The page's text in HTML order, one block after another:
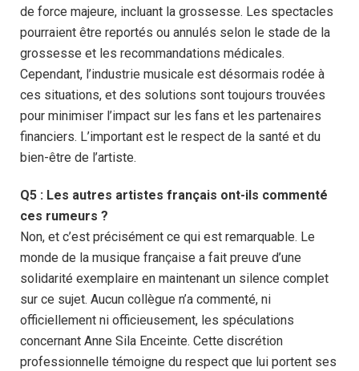
de force majeure, incluant la grossesse. Les spectacles
pourraient être reportés ou annulés selon le stade de la
grossesse et les recommandations médicales.
Cependant, l’industrie musicale est désormais rodée à
ces situations, et des solutions sont toujours trouvées
pour minimiser l’impact sur les fans et les partenaires
financiers. L’important est le respect de la santé et du
bien-être de l’artiste.
Q5 : Les autres artistes français ont-ils commenté
ces rumeurs ?
Non, et c’est précisément ce qui est remarquable. Le
monde de la musique française a fait preuve d’une
solidarité exemplaire en maintenant un silence complet
sur ce sujet. Aucun collègue n’a commenté, ni
officiellement ni officieusement, les spéculations
concernant Anne Sila Enceinte. Cette discrétion
professionnelle témoigne du respect que lui portent ses